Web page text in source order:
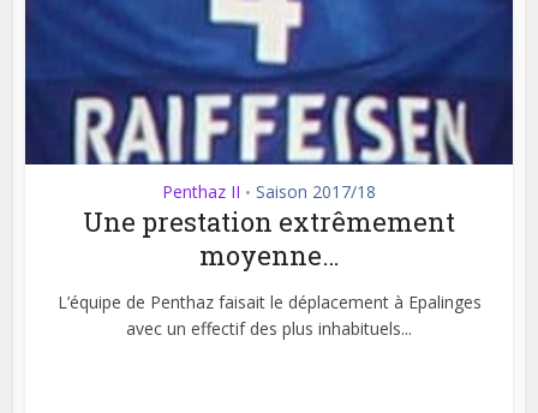
Penthaz II • Saison 2017/18
Une prestation extrêmement
moyenne…
L’équipe de Penthaz faisait le déplacement à Epalinges
avec un effectif des plus inhabituels...